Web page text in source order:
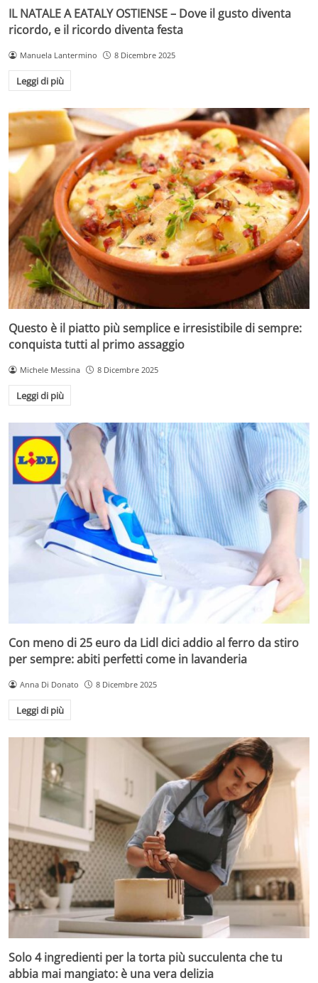
IL NATALE A EATALY OSTIENSE – Dove il gusto diventa
ricordo, e il ricordo diventa festa
Manuela Lantermino 8 Dicembre 2025
Leggi di più
Questo è il piatto più semplice e irresistibile di sempre:
conquista tutti al primo assaggio
Michele Messina 8 Dicembre 2025
Leggi di più
Con meno di 25 euro da Lidl dici addio al ferro da stiro
per sempre: abiti perfetti come in lavanderia
Anna Di Donato 8 Dicembre 2025
Leggi di più
Solo 4 ingredienti per la torta più succulenta che tu
abbia mai mangiato: è una vera delizia